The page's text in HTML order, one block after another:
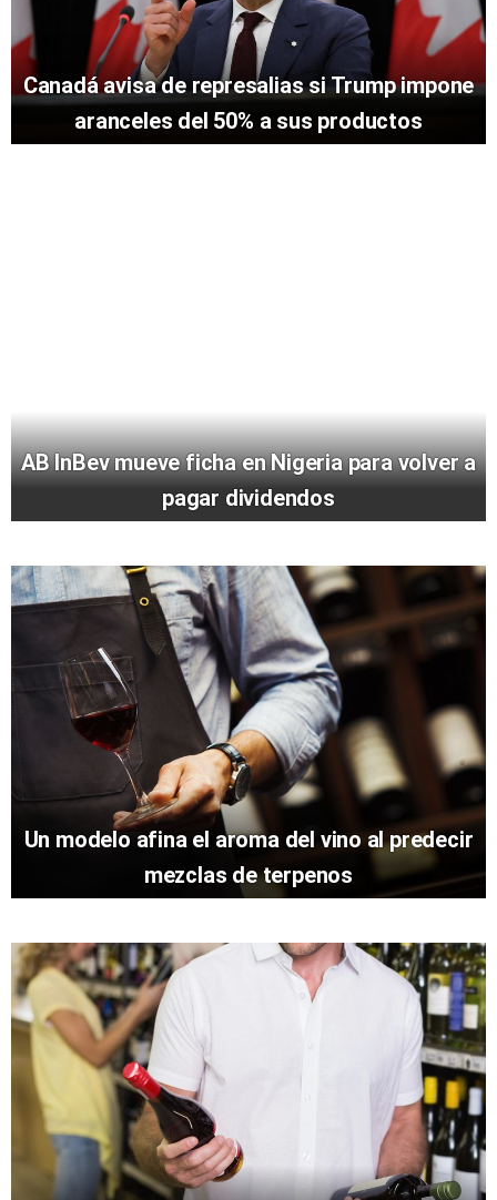
Canadá avisa de represalias si Trump impone
aranceles del 50% a sus productos
AB InBev mueve ficha en Nigeria para volver a
pagar dividendos
Un modelo afina el aroma del vino al predecir
mezclas de terpenos